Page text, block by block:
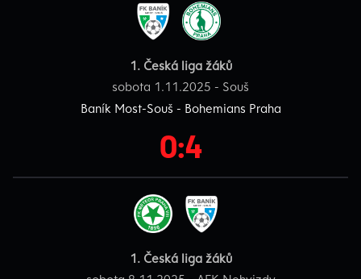
1. Česká liga žáků
sobota 1.11.2025 - Souš
Baník Most-Souš - Bohemians Praha
0:4
1. Česká liga žáků